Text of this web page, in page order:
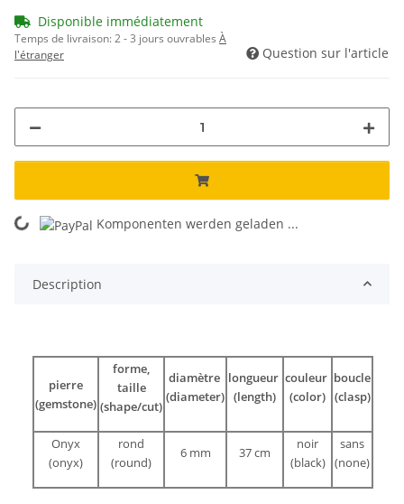
Disponible immédiatement
Temps de livraison:2 - 3 jours ouvrables À
l'étranger
Question sur l'article
Loading... Komponenten werden geladen ...
Description
pierre
(gemstone)
forme,
taille
(shape/cut)
diamètre
(diameter)
longueur
(length)
couleur
(color)
boucle
(clasp)
Onyx
(onyx)
rond
(round)
6 mm 37 cm
noir
(black)
sans
(none)